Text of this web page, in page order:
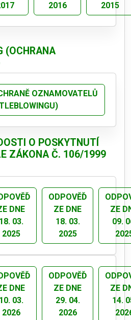
2016
2015
(OCHRANA
OZNAMOVATELŮ
O POSKYTNUTÍ
ZÁKONA Č. 106/1999
DNE
18. 03.
2025
ODPOVĚĎ
ZE DNE
18. 03.
2025
ZE
09.
DNE
10. 03.
2026
ODPOVĚĎ
ZE DNE
29. 04.
2026
ZE
14.